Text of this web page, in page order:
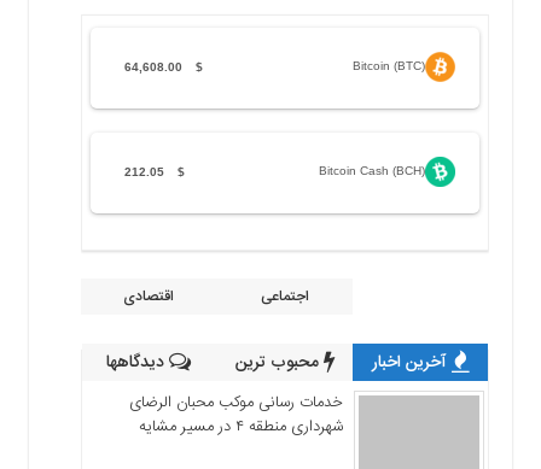
Bitcoin (BTC)
$
64,608.00
Bitcoin Cash (BCH)
$
212.05
اجتماعی اقتصادی
آخرین اخبار محبوب ترین دیدگاهها
خدمات رسانی موکب محبان الرضای
شهرداری منطقه ۴ در مسیر مشایه